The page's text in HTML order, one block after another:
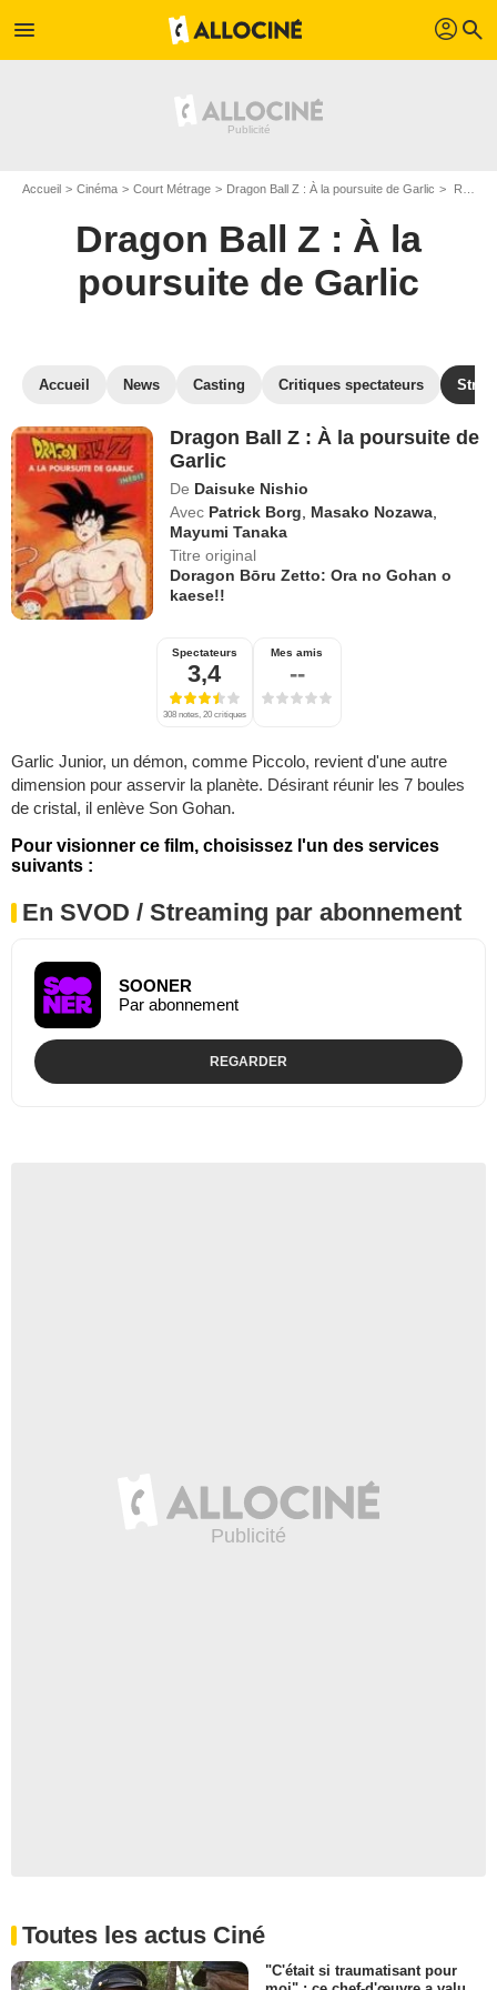
menu profil search
Accueil Cinéma Court Métrage Dragon Ball Z : À la poursuite de Garlic Regarder Dragon Ball Z : À la poursuite de Garlic en SVOD
Dragon Ball Z : À la
poursuite de Garlic
Accueil News Casting Critiques spectateurs
Dragon Ball Z : À la poursuite de
Garlic
De Daisuke Nishio
Avec Patrick Borg Masako Nozawa
Mayumi Tanaka
Titre original
Doragon Bōru Zetto: Ora no Gohan o
kaese!!
Spectateurs
3,4
308 notes, 20 critiques
Mes amis
--
Garlic Junior, un démon, comme Piccolo, revient d'une autre
dimension pour asservir la planète. Désirant réunir les 7 boules
de cristal, il enlève Son Gohan.
Pour visionner ce film, choisissez l'un des services
suivants :
En SVOD / Streaming par abonnement
SOONER
Par abonnement
REGARDER
Toutes les actus Ciné
"C'était si traumatisant pour